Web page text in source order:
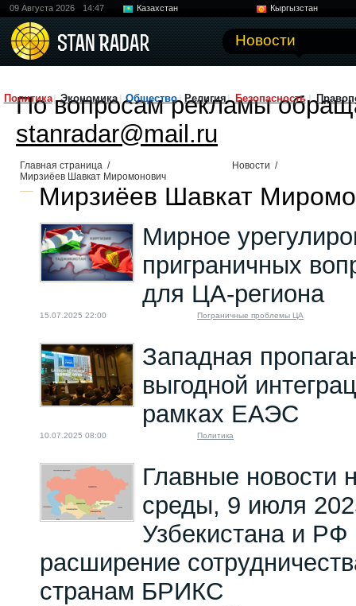
09 Августа 2026 14:47 Казахстан
Кыргызстан
Новости
Политика Экономика Общество Религия Безопасность
По вопросам рекламы
stanradar@mail.ru
Главная страница / Новости /
Мирзиёев Шавкат Миромонович
Мирзиёев Шавкат
Мирное
приграничных
для ЦА-региона
15.07.2025 22:00 Пограничные проблемы ЦА
Западная
выгодной
рамках ЕАЭС
10.07.2025 08:00 Политика
Главные новости
среды, 9 июля
Узбекистана и РФ
расширение
странам БРИКС